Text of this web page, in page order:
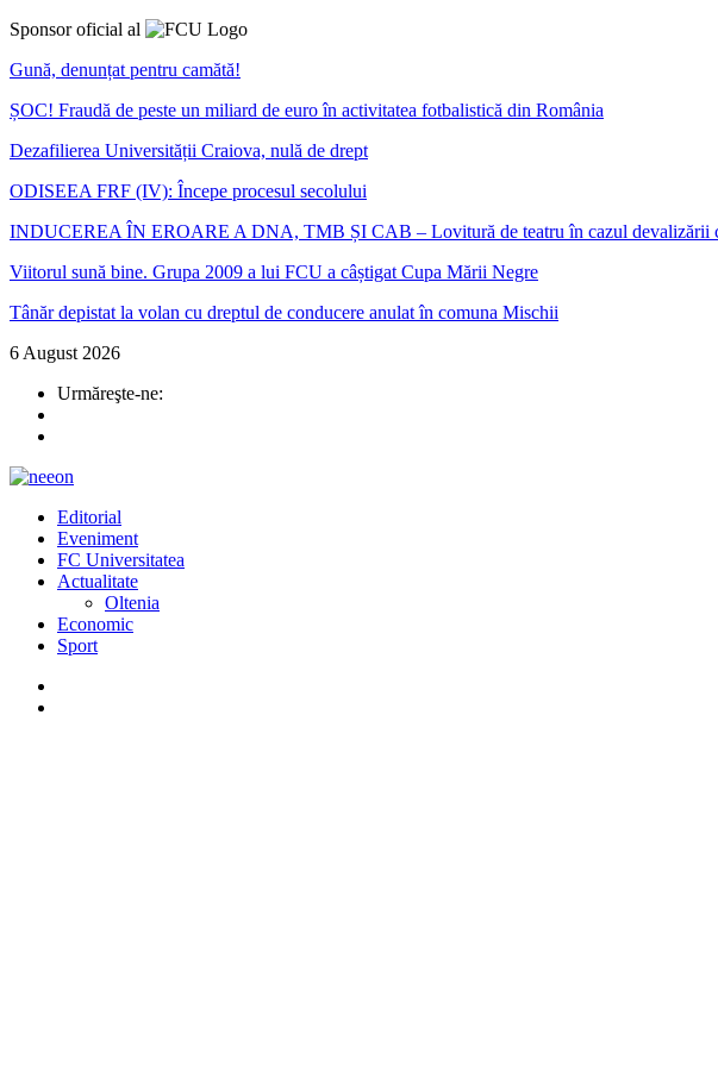
Sponsor oficial al
Gună, denunțat pentru camătă!
ȘOC! Fraudă de peste un miliard de euro în activitatea fotbalistică din România
Dezafilierea Universității Craiova, nulă de drept
ODISEEA FRF (IV): Începe procesul secolului
INDUCEREA ÎN EROARE A DNA, TMB ȘI CAB – Lovitură de teatru în cazul devalizării
Viitorul sună bine. Grupa 2009 a lui FCU a câștigat Cupa Mării Negre
Tânăr depistat la volan cu dreptul de conducere anulat în comuna Mischii
6 August 2026
Urmăreşte-ne:
Editorial
Eveniment
FC Universitatea
Actualitate
Oltenia
Economic
Sport